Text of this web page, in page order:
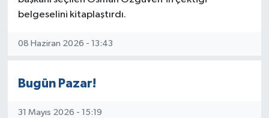
belgeselini kitaplaştırdı.
08 Haziran 2026 - 13:43
Bugün Pazar!
31 Mayıs 2026 - 15:19